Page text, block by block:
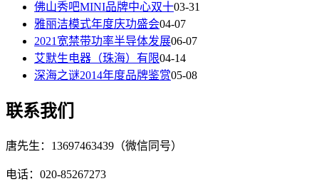
佛山秀吧MINI品牌中心双十03-31
雅丽洁模式年度庆功盛会04-07
2021宽禁带功率半导体发展06-07
艾默生电器（珠海）有限04-14
深海之谜2014年度品牌鉴赏05-08
联系我们
唐先生：13697463439（微信同号）
电话：020-85267273